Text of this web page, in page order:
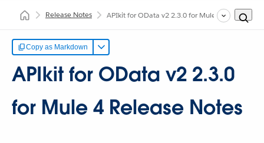
Release Notes APIkit for OData v2 2.3.0 for Mule 4 Release
Copy as Markdown
APIkit for OData v2 2.3.0
for Mule 4 Release Notes